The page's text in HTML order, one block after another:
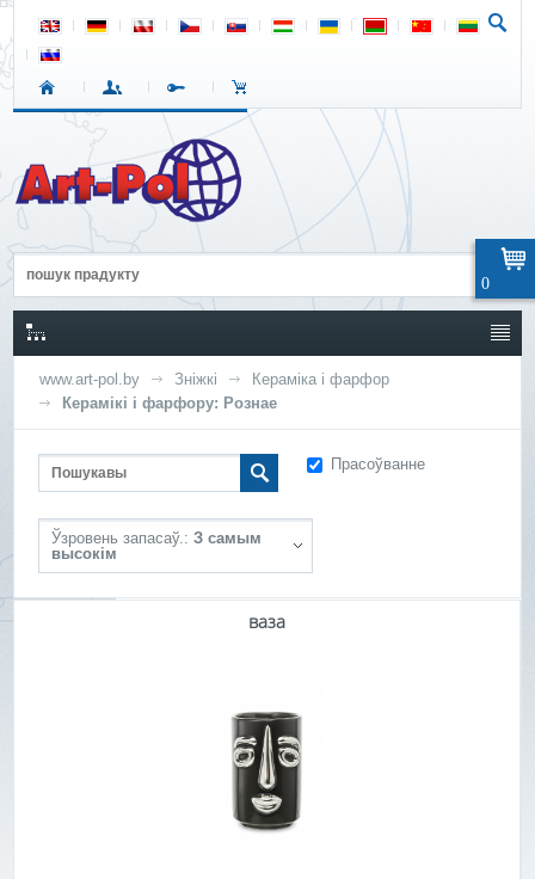
www.art-pol.by Зніжкі
Кераміка і фарфор
Керамікі і фарфору: Рознае
Прасоўванне
Ўзровень запасаў.: З самым
высокім
ваза
0